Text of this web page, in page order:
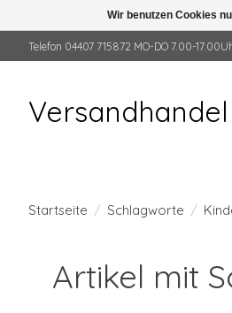
Telefon 04407 715872 MO-DO 7.00-
Startseite / Schlagworte /
Artikel mit
Wir benutzen Cookies